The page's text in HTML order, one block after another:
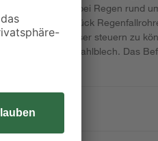
bei Regen rund
beinhaltet 2 Stück
noch besser steuern zu
Stahlblech. Das